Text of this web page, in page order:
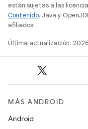
están sujetas a las
Contenido. Java y
afiliados.
Última actualización:
MÁS ANDROID
Android